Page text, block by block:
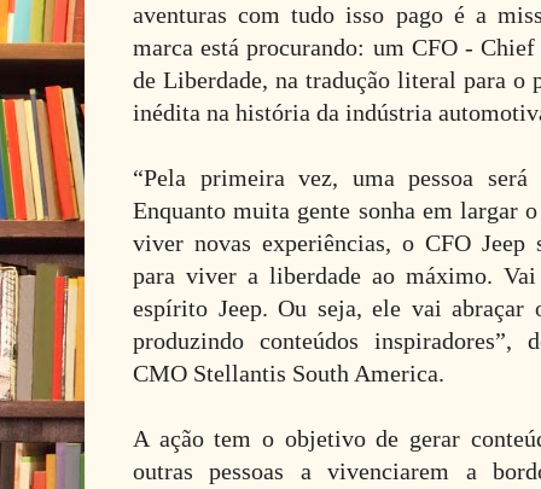
aventuras com tudo isso pago é a
marca está procurando: um CFO -
de Liberdade, na tradução literal para o
inédita na história da indústria
“Pela primeira vez, uma pessoa
Enquanto muita gente sonha em largar
viver novas experiências, o CFO Jeep
para viver a liberdade ao máximo.
espírito Jeep. Ou seja, ele vai abraçar
produzindo conteúdos inspiradores”,
CMO Stellantis South America.
A ação tem o objetivo de gerar
outras pessoas a vivenciarem a